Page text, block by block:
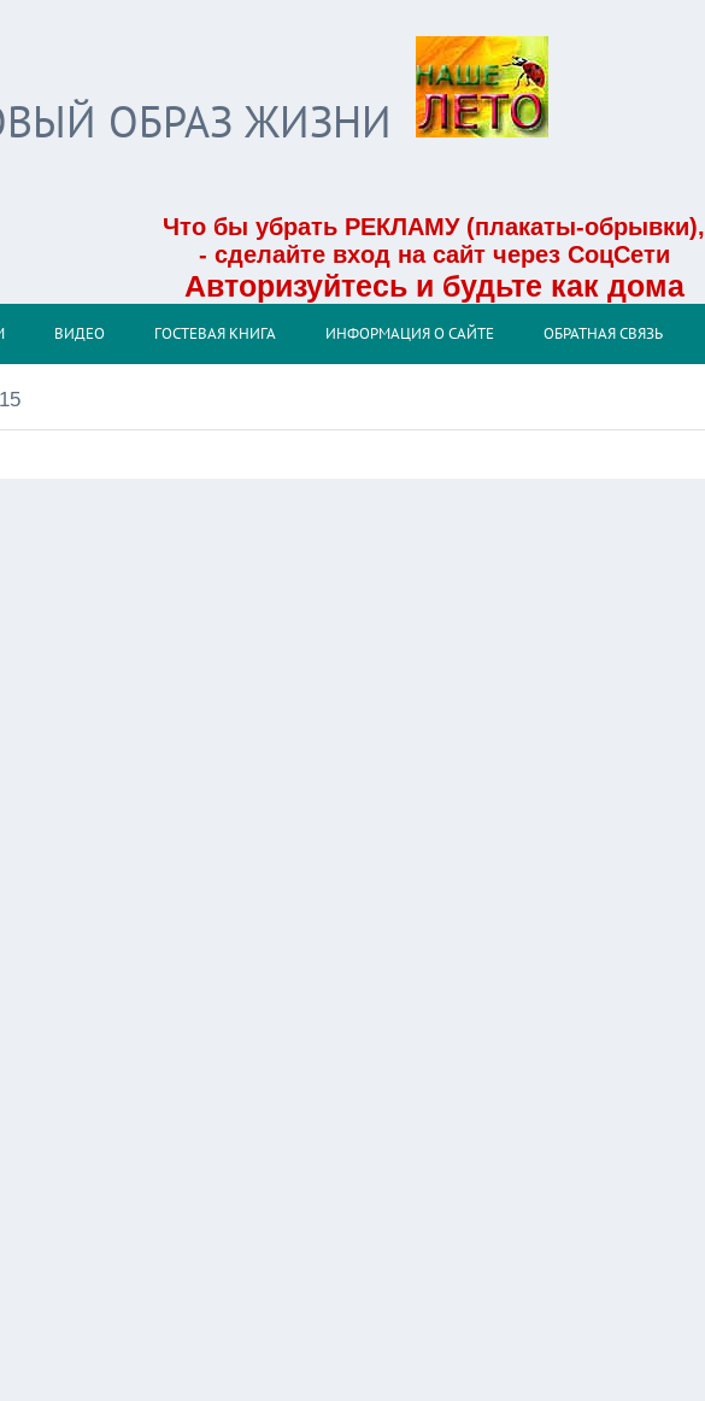
ОБРАЗ ЖИЗНИ
Что бы убрать РЕКЛАМУ (плакаты-обрывки),
- сделайте вход на сайт через СоцСети
Авторизуйтесь и будьте как дома
ВИДЕО ГОСТЕВАЯ КНИГА ИНФОРМАЦИЯ О САЙТЕ ОБРАТНАЯ СВЯЗЬ
15